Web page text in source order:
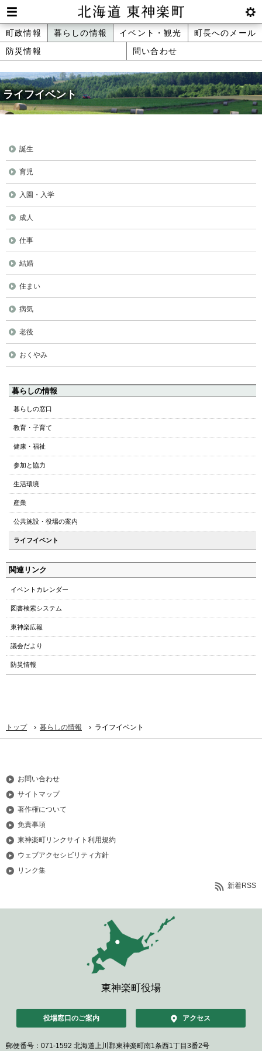
本
文
へ
メ
ニ
ュ
ー
Men
u
btnS
ettin
北海道 東神楽町 Hokkaido
メ
ニ
ュ
ー
町政情報 暮らしの情報 イベント・観光
町長へのメール
防災情報
問い合わせ
ライフイベント
誕生
育児
入園・入学
成人
仕事
結婚
住まい
病気
老後
おくやみ
ペ
ッ
本
メ
ー
暮らしの情報
暮らしの窓口
教育・子育て
健康・福祉
参加と協力
生活環境
産業
公共施設・役場の案内
ライフイベント
関連リンク
イベントカレンダー
図書検索システム
東神楽広報
議会だより
防災情報
トップ › 暮らしの情報 › ライフイベント
お問い合わせ
サイトマップ
著作権について
免責事項
東神楽町リンクサイト利用規約
ウェブアクセシビリティ方針
リンク集
新着RSS
東神楽町役場
役場窓口のご案内 アクセス
郵便番号：071-1592 北海道上川郡東神楽町南1条西1丁目3番2号